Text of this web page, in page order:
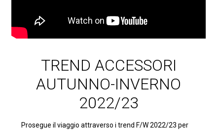
TREND ACCESSORI
AUTUNNO-INVERNO
2022/23
Prosegue il viaggio attraverso i trend F/W 2022/23 per